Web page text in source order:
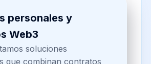
combinadas de